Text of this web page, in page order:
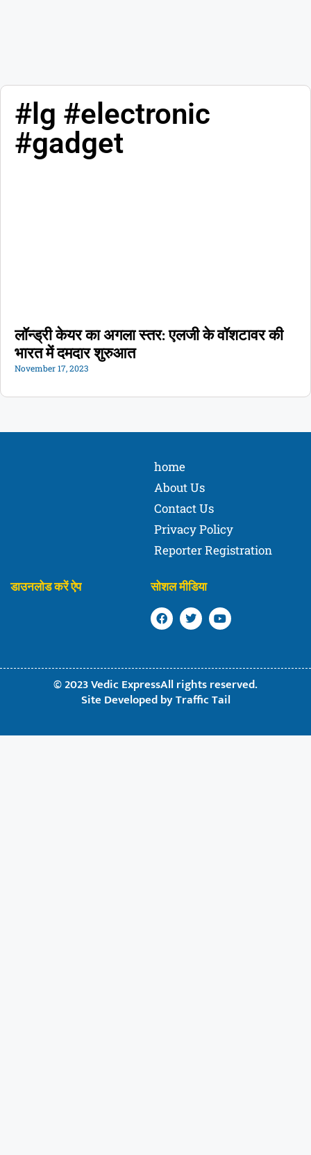
#lg #electronic
#gadget
लॉन्ड्री केयर का अगला स्तर: एलजी के वॉशटावर की
भारत में दमदार शुरुआत
November 17, 2023
home
About Us
Contact Us
Privacy Policy
Reporter Registration
डाउनलोड करें ऐप सोशल मीडिया
© 2023 Vedic ExpressAll rights reserved.
Site Developed byTraffic Tail